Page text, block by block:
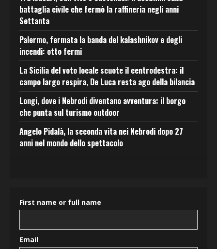
battaglia civile che fermò la raffineria negli anni
Settanta
Palermo, fermata la banda del kalashnikov e degli
incendi: otto fermi
La Sicilia del voto locale scuote il centrodestra: il
campo largo respira, De Luca resta ago della bilancia
Longi, dove i Nebrodi diventano avventura: il borgo
che punta sul turismo outdoor
Angelo Pidalà, la seconda vita nei Nebrodi dopo 27
anni nel mondo dello spettacolo
First name or full name
Email